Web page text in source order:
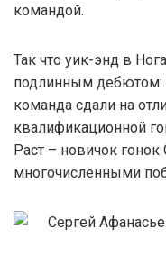
командой.
Так что уик-энд в
подлинным дебютом:
команда сдали на
квалификационной
Раст – новичок
многочисленными